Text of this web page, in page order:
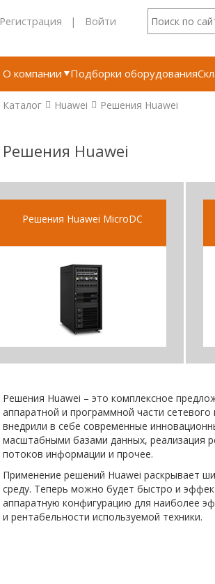
Регистрация | Войти
О компании Подборки оборудования
Каталог Huawei Решения Huawei
Решения Huawei
Решения Huawei MicroDC
Решения Huawei – это комплексное
аппаратной и программной части
внедрили в себе современные
масштабными базами данных, реализация
потоков информации и прочее.
Применение решений Huawei раскрывает
среду. Теперь можно будет быстро и
аппаратную конфигурацию для наиболее
и рентабельности используемой техники.